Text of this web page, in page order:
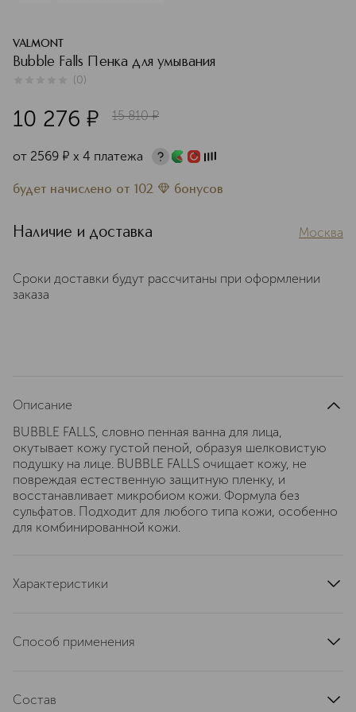
VALMONT
Bubble Falls Пенка для умывания
(0)
10 276 ¤ 15 810 ¤
от 2569 ¤ х 4 платежа
будет начислено от 102 бонусов
Наличие и доставка Москва
Сроки доставки будут рассчитаны при оформлении
заказа
Описание
BUBBLE FALLS, словно пенная ванна для лица,
окутывает кожу густой пеной, образуя шелковистую
подушку на лице. BUBBLE FALLS очищает кожу, не
повреждая естественную защитную пленку, и
восстанавливает микробиом кожи. Формула без
сульфатов. Подходит для любого типа кожи, особенно
для комбинированной кожи.
Характеристики
текстура
артикул
705046
Способ применения
нажатиям на дозатор, на влажную кожу лица, избегая
Состав